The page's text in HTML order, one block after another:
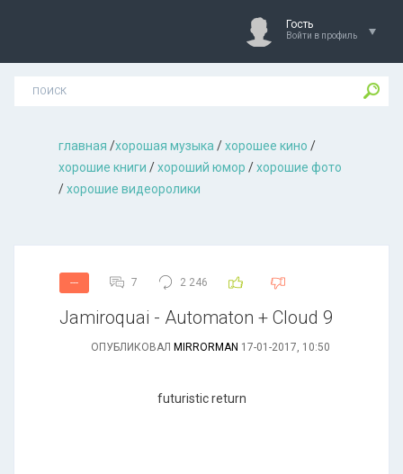
Гость
Войти в профиль
главная /хорошая музыкa /хорошее кино /
хорошие книги /хороший юмор /хорошие фото
/хорошие видеоролики
--- 7 2 246
Jamiroquai - Automaton + Cloud 9
ОПУБЛИКОВАЛ MIRRORMAN 17-01-2017, 10:50
futuristic return